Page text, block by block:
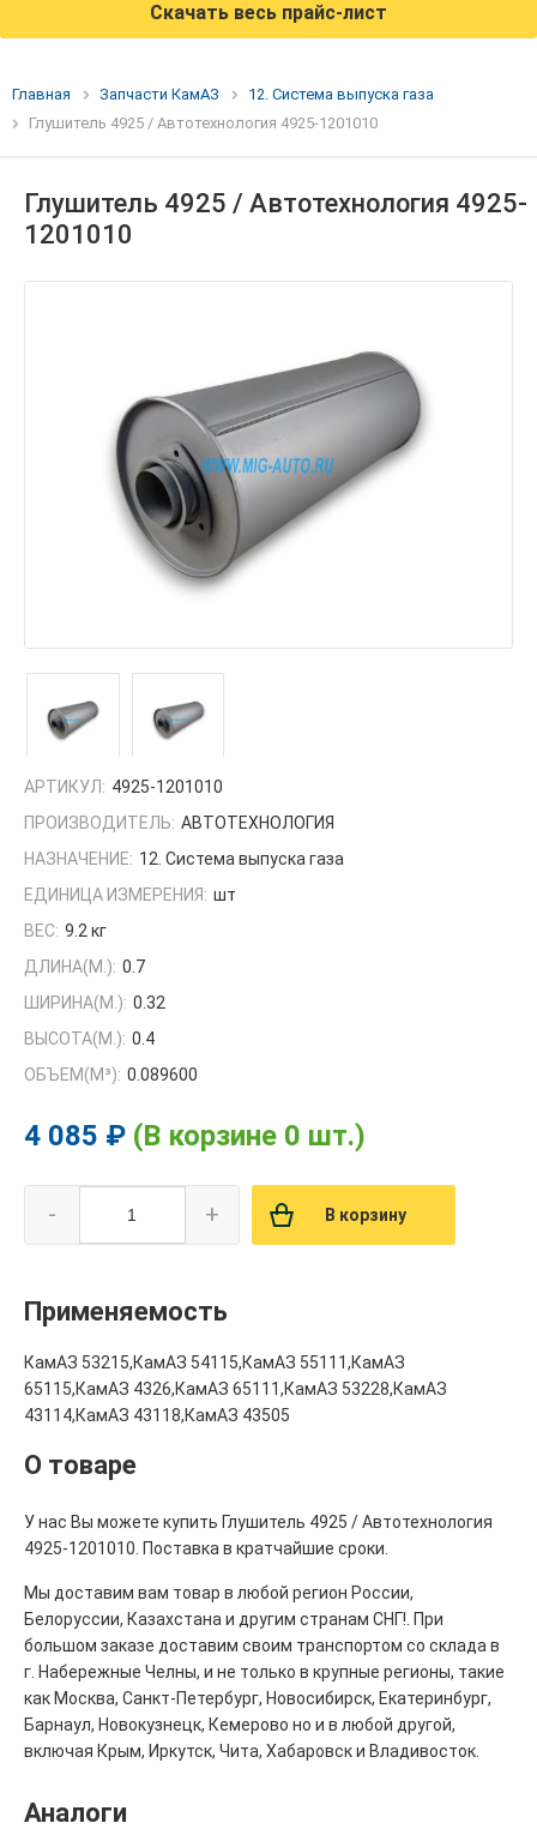
Скачать весь прайс-лист
Главная Запчасти КамАЗ
12. Система выпуска газа
Глушитель 4925 / Автотехнология 4925-1201010
Глушитель 4925 / Автотехнология 4925-
1201010
АРТИКУЛ: 4925-1201010
ПРОИЗВОДИТЕЛЬ: АВТОТЕХНОЛОГИЯ
НАЗНАЧЕНИЕ: 12. Система выпуска газа
ЕДИНИЦА ИЗМЕРЕНИЯ: шт
ВЕС: 9.2 кг
ДЛИНА(М.): 0.7
ШИРИНА(М.): 0.32
ВЫСОТА(М.): 0.4
ОБЪЕМ(M³): 0.089600
4 085 ₽ (В корзине 0 шт.)
- + В корзину
Применяемость
КамАЗ 53215,КамАЗ 54115,КамАЗ 55111,КамАЗ
65115,КамАЗ 4326,КамАЗ 65111,КамАЗ 53228,КамАЗ
43114,КамАЗ 43118,КамАЗ 43505
О товаре
У нас Вы можете купить Глушитель 4925 / Автотехнология
4925-1201010. Поставка в кратчайшие сроки.
Мы доставим вам товар в любой регион России,
Белоруссии, Казахстана и другим странам СНГ!. При
большом заказе доставим своим транспортом со склада в
г. Набережные Челны, и не только в крупные регионы, такие
как Москва, Санкт-Петербург, Новосибирск, Екатеринбург,
Барнаул, Новокузнецк, Кемерово но и в любой другой,
включая Крым, Иркутск, Чита, Хабаровск и Владивосток.
Аналоги